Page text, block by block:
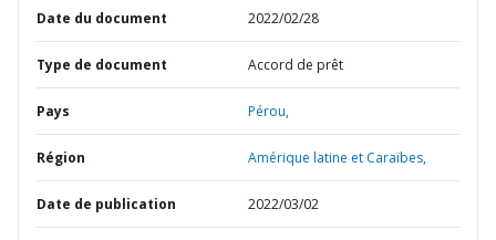
Date du document 2022/02/28
Type de document Accord de prêt
Pays Pérou,
Région Amérique latine et Caraïbes,
Date de publication 2022/03/02